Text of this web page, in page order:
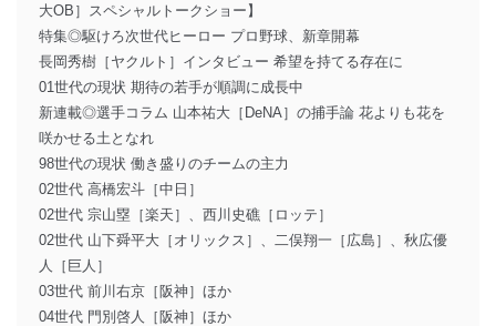
大OB］スペシャルトークショー】
特集◎駆けろ次世代ヒーロー プロ野球、新章開幕
長岡秀樹［ヤクルト］インタビュー 希望を持てる存在に
01世代の現状 期待の若手が順調に成長中
新連載◎選手コラム 山本祐大［DeNA］の捕手論 花よりも花を
咲かせる土となれ
98世代の現状 働き盛りのチームの主力
02世代 高橋宏斗［中日］
02世代 宗山塁［楽天］、西川史礁［ロッテ］
02世代 山下舜平大［オリックス］、二俣翔一［広島］、秋広優
人［巨人］
03世代 前川右京［阪神］ほか
04世代 門別啓人［阪神］ほか